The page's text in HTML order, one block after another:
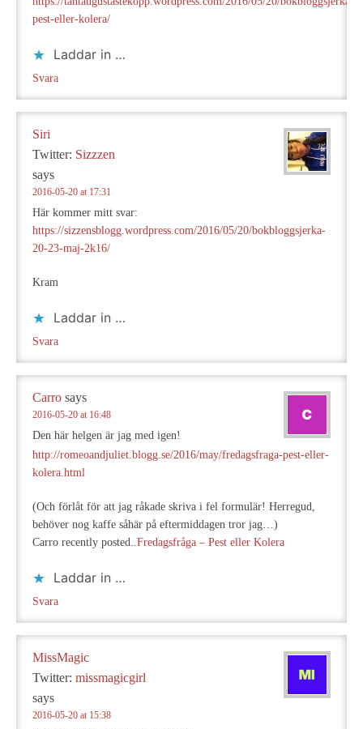
pest-eller-kolera/
Laddar in …
Svara
Siri
Twitter: Sizzzen
says
2016-05-20 at 17:31
Här kommer mitt svar:
https://sizzensblogg.wordpress.com/2016/05/20/bokbloggsjerka-
20-23-maj-2k16/
Kram
Laddar in …
Svara
Carro says
2016-05-20 at 16:48
Den här helgen är jag med igen!
http://romeoandjuliet.blogg.se/2016/may/fredagsfraga-pest-eller-
kolera.html
(Och förlåt för att jag råkade skriva i fel formulär! Herregud,
behöver nog kaffe såhär på eftermiddagen tror jag…)
Carro recently posted..Fredagsfråga – Pest eller Kolera
Laddar in …
Svara
MissMagic
Twitter: missmagicgirl
says
2016-05-20 at 15:38